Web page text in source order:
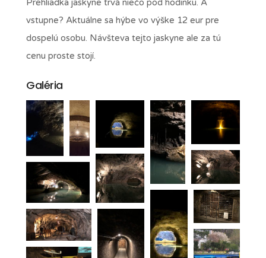
Prehliadka jaskyne trvá niečo pod hodinku. A
vstupne? Aktuálne sa hýbe vo výške 12 eur pre
dospelú osobu. Návšteva tejto jaskyne ale za tú
cenu proste stojí.
Galéria